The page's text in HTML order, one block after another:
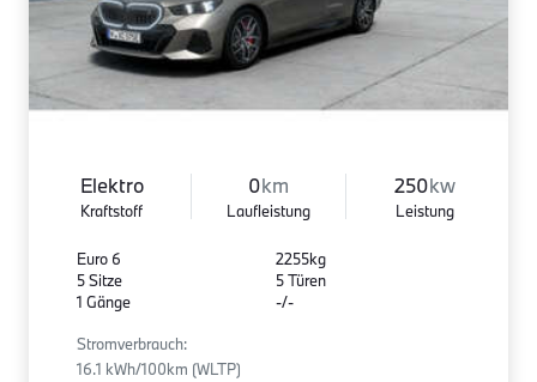
Elektro
Kraftstoff
0km
Laufleistung
250kw
Leistung
Euro 6
5 Sitze
1 Gänge
2255kg
5 Türen
-/-
Stromverbrauch:
16.1 kWh/100km (WLTP)